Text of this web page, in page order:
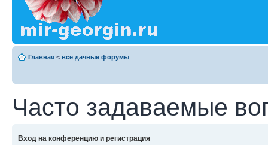
Главная < все дачные форумы
Часто задаваемые
Вход на конференцию и регистрация